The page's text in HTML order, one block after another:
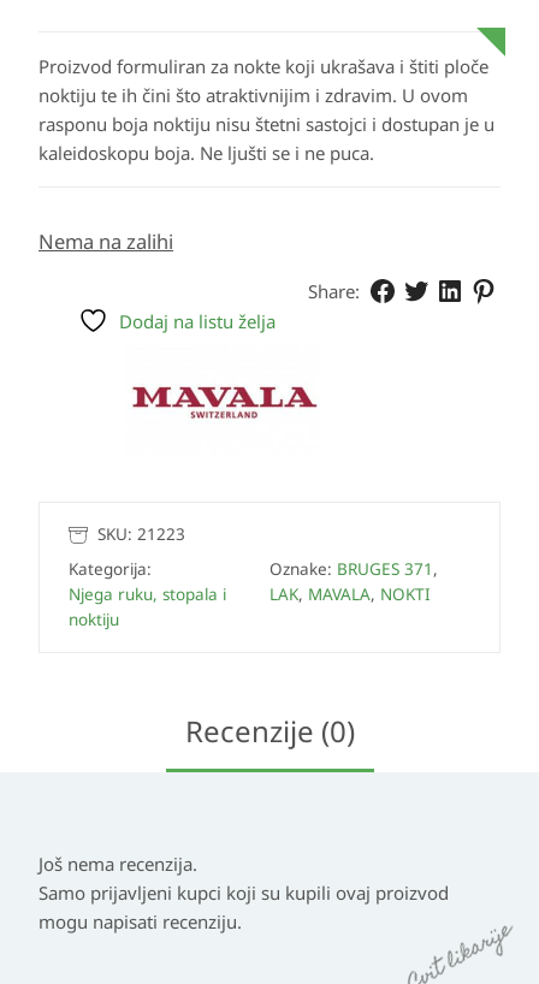
Proizvod formuliran za nokte koji ukrašava i štiti ploče
noktiju te ih čini što atraktivnijim i zdravim. U ovom
rasponu boja noktiju nisu štetni sastojci i dostupan je u
kaleidoskopu boja. Ne ljušti se i ne puca.
Nema na zalihi
Share:
Dodaj na listu želja
SKU: 21223
Kategorija:
Njega ruku, stopala i
noktiju
Oznake: BRUGES 371 ,
LAK, MAVALA, NOKTI
Recenzije (0)
Još nema recenzija.
Samo prijavljeni kupci koji su kupili ovaj proizvod
mogu napisati recenziju.